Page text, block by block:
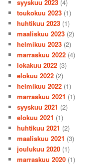
syyskuu 2023 (4)
toukokuu 2023 (1)
huhtikuu 2023 (1)
maaliskuu 2023 (2)
helmikuu 2023 (2)
marraskuu 2022 (4)
lokakuu 2022 (3)
elokuu 2022 (2)
helmikuu 2022 (1)
marraskuu 2021 (1)
syyskuu 2021 (2)
elokuu 2021 (1)
huhtikuu 2021 (2)
maaliskuu 2021 (3)
joulukuu 2020 (1)
marraskuu 2020 (1)